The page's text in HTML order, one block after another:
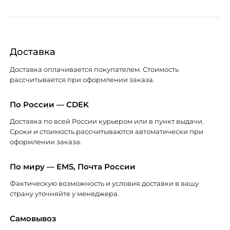
Доставка
Доставка оплачивается покупателем. Стоимость
рассчитывается при оформлении заказа.
По России — CDEK
Доставка по всей России курьером или в пункт выдачи.
Сроки и стоимость рассчитываются автоматически при
оформлении заказа.
По миру — EMS, Почта России
Фактическую возможность и условия доставки в вашу
страну уточняйте у менеджера.
Самовывоз